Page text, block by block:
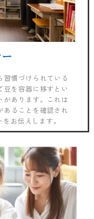
習慣づけられている
豆を容器に移すとい
があります。これは
あることを確認され
お伝えします。